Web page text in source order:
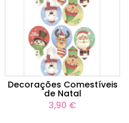
Decorações Comestíveis
de Natal
3,90 €